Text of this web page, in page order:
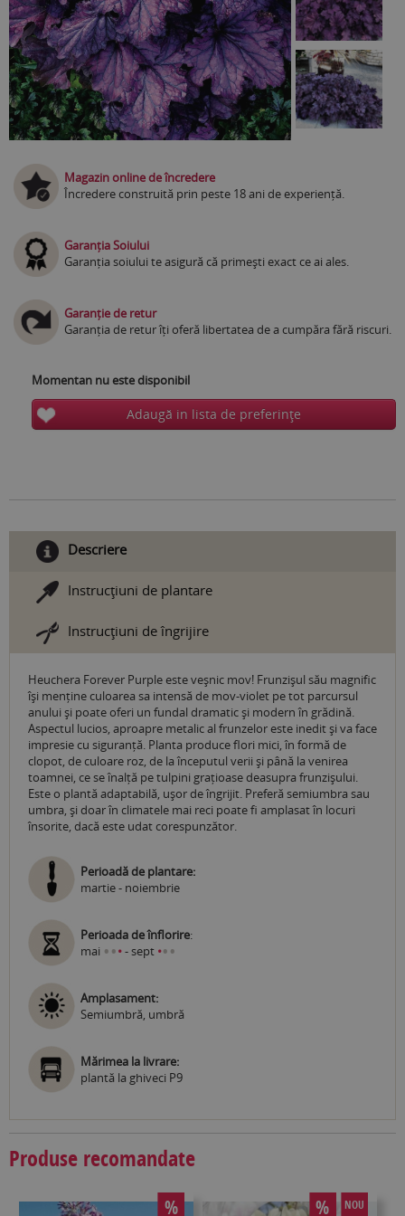
Magazin online de încredere
Încredere construită prin peste 18 ani de experiență.
Garanția Soiului
Garanția soiului te asigură că primești exact ce ai ales.
Garanție de retur
Garanția de retur îți oferă libertatea de a cumpăra fără riscuri.
Momentan nu este disponibil
Adaugă in lista de preferinţe
Descriere
Instrucţiuni de plantare
Instrucţiuni de îngrijire
Heuchera Forever Purple este veșnic mov! Frunzișul său magnific
își menține culoarea sa intensă de mov-violet pe tot parcursul
anului și poate oferi un fundal dramatic și modern în grădină.
Aspectul lucios, aproapre metalic al frunzelor este inedit și va face
impresie cu siguranță. Planta produce flori mici, în formă de
clopot, de culoare roz, de la începutul verii și până la venirea
toamnei, ce se înalță pe tulpini grațioase deasupra frunzișului.
Este o plantă adaptabilă, ușor de îngrijit. Preferă semiumbra sau
umbra, și doar în climatele mai reci poate fi amplasat în locuri
însorite, dacă este udat corespunzător.
Perioadă de plantare:
martie - noiembrie
Perioada de înflorire:
mai •••- sept •••
Amplasament:
Semiumbră, umbră
Mărimea la livrare:
plantă la ghiveci P9
Produse recomandate
% % NOU